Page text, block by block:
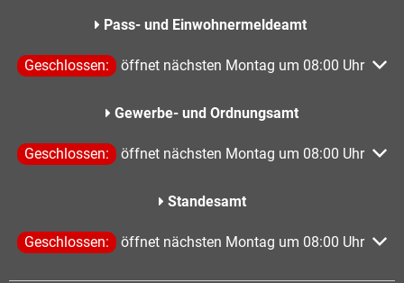
Pass- und Einwohnermeldeamt
Klicken, um weitere Öffnungs- oder Schließzeiten
Geschlossen: öffnet nächsten Montag um 08:00 Uhr
Gewerbe- und Ordnungsamt
Klicken, um weitere Öffnungs- oder Schließzeiten
Geschlossen: öffnet nächsten Montag um 08:00 Uhr
Standesamt
Klicken, um weitere Öffnungs- oder Schließzeiten
Geschlossen: öffnet nächsten Montag um 08:00 Uhr